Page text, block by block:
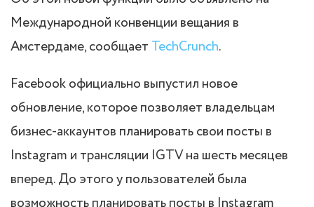
Международной конвенции вещания в
Амстердаме, сообщает TechCrunch.
Facebook официально выпустил новое
обновление, которое позволяет владельцам
бизнес-аккаунтов планировать свои посты в
Instagram и трансляции IGTV на шесть месяцев
вперед. До этого у пользователей была